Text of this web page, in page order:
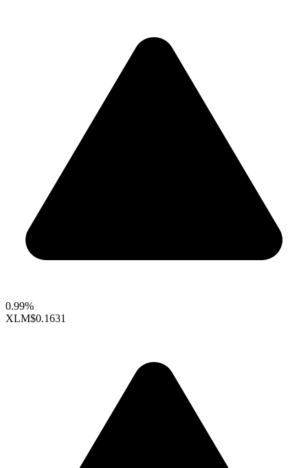
0.99%
XLM$0.1631